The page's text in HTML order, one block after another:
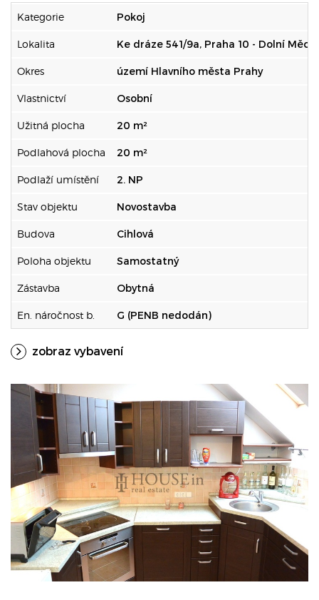
Kategorie Pokoj
Lokalita Ke dráze 541/9a, Praha 10 - Dolní
Okres území Hlavního města Prahy
Vlastnictví Osobní
Užitná plocha 20 m²
Podlahová plocha 20 m²
Podlaží umístění 2. NP
Stav objektu Novostavba
Budova Cihlová
Poloha objektu Samostatný
Zástavba Obytná
En. náročnost b. G (PENB nedodán)
zobraz vybavení